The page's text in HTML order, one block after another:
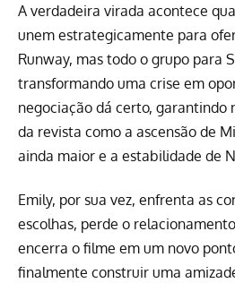
A verdadeira virada acontece
unem estrategicamente para
Runway, mas todo o grupo para
transformando uma crise em
negociação dá certo, garantindo
da revista como a ascensão de
ainda maior e a estabilidade de
Emily, por sua vez, enfrenta as
escolhas, perde o
encerra o filme em um novo
finalmente construir uma